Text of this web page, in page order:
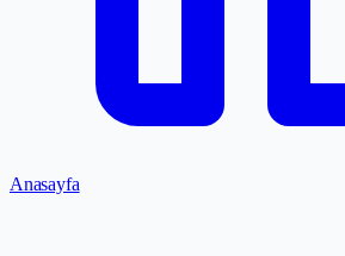
Anasayfa